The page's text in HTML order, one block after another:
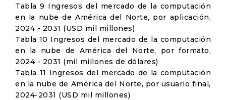
Tabla 9 Ingresos del mercado de la computación
en la nube de América del Norte, por aplicación,
2024 - 2031 (USD mil millones)
Tabla 10 Ingresos del mercado de la computación
en la nube de América del Norte, por formato,
2024 - 2031 (mil millones de dólares)
Tabla 11 Ingresos del mercado de la computación
en la nube de América del Norte, por usuario final,
2024-2031 (USD mil millones)